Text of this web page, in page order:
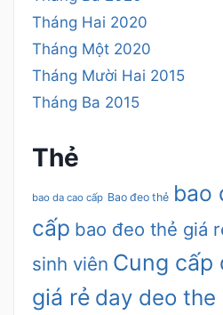
Tháng Hai 2020
Tháng Một 2020
Tháng Mười Hai 2015
Tháng Ba 2015
Thẻ
bao da cao cấp Bao đeo thẻ bao
cấp bao đeo thẻ giá
sinh viên Cung cấp
giá rẻ day deo the